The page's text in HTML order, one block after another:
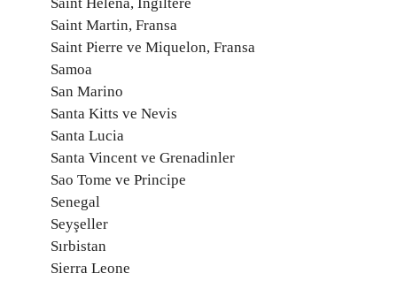
Saint Martin, Fransa
Saint Pierre ve Miquelon, Fransa
Samoa
San Marino
Santa Kitts ve Nevis
Santa Lucia
Santa Vincent ve Grenadinler
Sao Tome ve Principe
Senegal
Seyşeller
Sırbistan
Sierra Leone